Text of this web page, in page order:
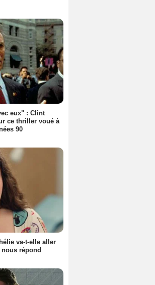
eux" : Clint
ce thriller voué à
90
va-t-elle aller
répond